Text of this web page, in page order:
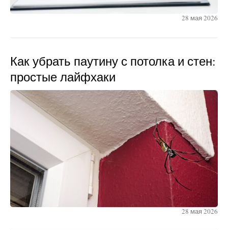
28 мая 2026
Как убрать паутину с потолка и стен:
простые лайфхаки
28 мая 2026